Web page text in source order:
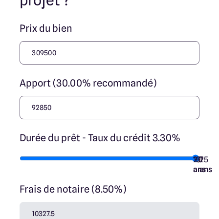
Prix du bien
Apport (30.00% recommandé)
Durée du prêt - Taux du crédit 3.30%
7
ans
10
ans
15
ans
20
ans
25
ans
Frais de notaire (8.50%)